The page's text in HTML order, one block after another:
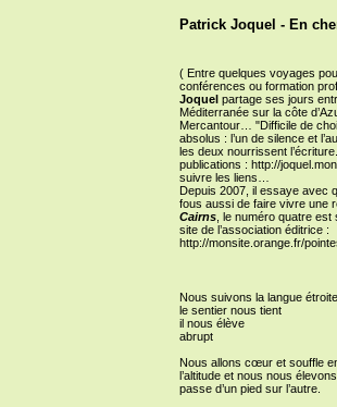
Patrick Joquel - En
( Entre quelques voyages
conférences ou formation
Joquelpartage ses jours
Méditerranée sur la côte
Mercantour… "Difficile de
absolus : l’un de silence et
les deux nourrissent
publications : http://
suivre les liens…
Depuis 2007, il essaye avec
fous aussi de faire vivre une
Cairns, le numéro quatre est
site de l’association éditrice :
http://monsite.orange.fr/
Nous suivons la langue
le sentier nous tient
il nous élève
abrupt
Nous allons cœur et souffle
l’altitude et nous nous
passe d’un pied sur l’autre.